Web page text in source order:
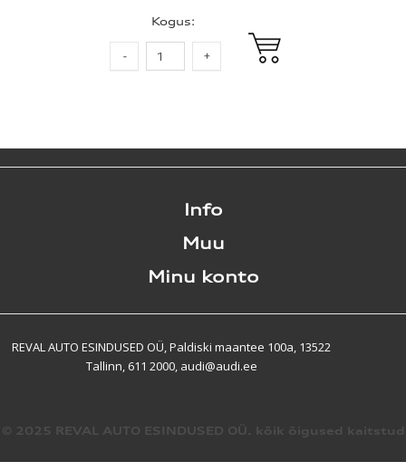
Kogus:
Info
Muu
Minu konto
REVAL AUTO ESINDUSED OÜ, Paldiski maantee 100a, 13522
Tallinn, 611 2000, audi@audi.ee
© 2025 REVAL AUTO ESINDUSED OÜ. kõik õigused kaitstud